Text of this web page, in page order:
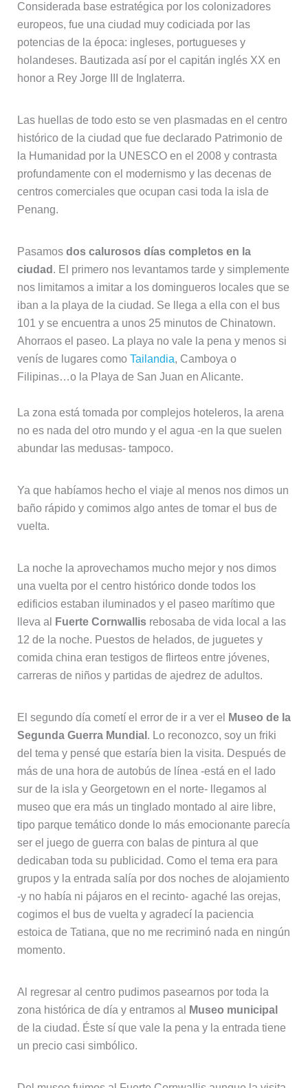
Considerada base estratégica por los colonizadores
europeos, fue una ciudad muy codiciada por las
potencias de la época: ingleses, portugueses y
holandeses. Bautizada así por el capitán inglés XX en
honor a Rey Jorge III de Inglaterra.
Las huellas de todo esto se ven plasmadas en el centro
histórico de la ciudad que fue declarado Patrimonio de
la Humanidad por la UNESCO en el 2008 y contrasta
profundamente con el modernismo y las decenas de
centros comerciales que ocupan casi toda la isla de
Penang.
Pasamosdos calurosos días completos en la
ciudad . El primero nos levantamos tarde y simplemente
nos limitamos a imitar a los domingueros locales que se
iban a la playa de la ciudad. Se llega a ella con el bus
101 y se encuentra a unos 25 minutos de Chinatown.
Ahorraos el paseo. La playa no vale la pena y menos si
venís de lugares como Tailandia, Camboya o
Filipinas…o la Playa de San Juan en Alicante.
La zona está tomada por complejos hoteleros, la arena
no es nada del otro mundo y el agua -en la que suelen
abundar las medusas- tampoco.
Ya que habíamos hecho el viaje al menos nos dimos un
baño rápido y comimos algo antes de tomar el bus de
vuelta.
La noche la aprovechamos mucho mejor y nos dimos
una vuelta por el centro histórico donde todos los
edificios estaban iluminados y el paseo marítimo que
lleva al
Fuerte Cornwallisrebosaba de vida local a las
12 de la noche. Puestos de helados, de juguetes y
comida china eran testigos de flirteos entre jóvenes,
carreras de niños y partidas de ajedrez de adultos.
El segundo día cometí el error de ir a ver el
Museo de la
Segunda Guerra Mundial . Lo reconozco, soy un friki
del tema y pensé que estaría bien la visita. Después de
más de una hora de autobús de línea -está en el lado
sur de la isla y Georgetown en el norte- llegamos al
museo que era más un tinglado montado al aire libre,
tipo parque temático donde lo más emocionante parecía
ser el juego de guerra con balas de pintura al que
dedicaban toda su publicidad. Como el tema era para
grupos y la entrada salía por dos noches de alojamiento
-y no había ni pájaros en el recinto- agaché las orejas,
cogimos el bus de vuelta y agradecí la paciencia
estoica de Tatiana, que no me recriminó nada en ningún
momento.
Al regresar al centro pudimos pasearnos por toda la
zona histórica de día y entramos al
Museo municipal
de la ciudad. Éste sí que vale la pena y la entrada tiene
un precio casi simbólico.